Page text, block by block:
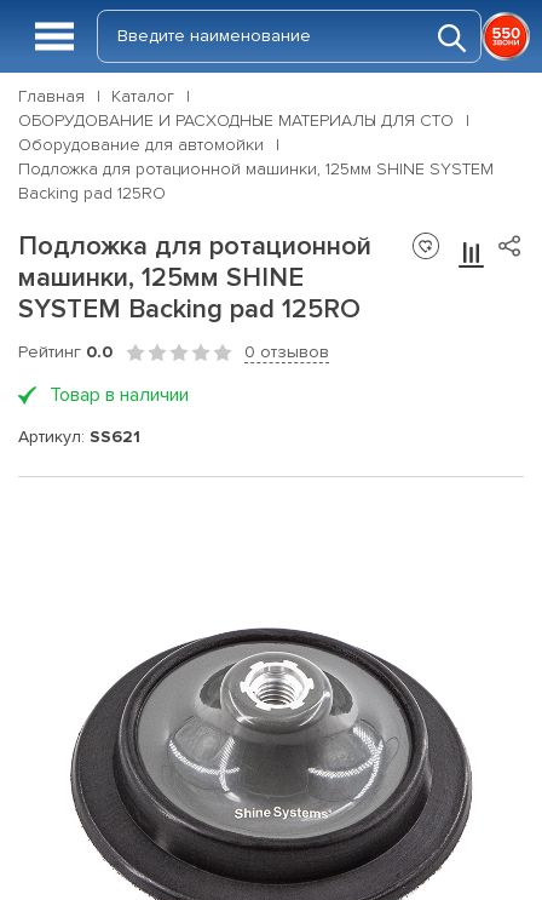
Главная
Каталог
ОБОРУДОВАНИЕ И РАСХОДНЫЕ МАТЕРИАЛЫ ДЛЯ СТО
Оборудование для автомойки
Подложка для ротационной машинки, 125мм SHINE SYSTEM
Backing pad 125RO
Подложка для ротационной
машинки, 125мм SHINE
SYSTEM Backing pad 125RO
Рейтинг 0.0 0 отзывов
Товар в наличии
Артикул: SS621